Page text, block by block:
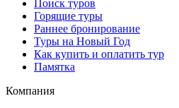
Поиск туров
Горящие туры
Раннее бронирование
Туры на Новый Год
Как купить и оплатить тур
Памятка
Компания